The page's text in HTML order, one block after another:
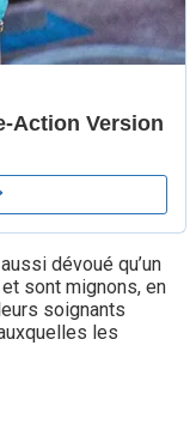
dévoué qu’un
sont mignons, en
soignants
les